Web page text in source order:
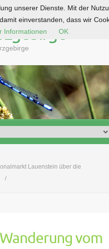
Lauenstein über die
vom
unserer Dienste. Mit der
einverstanden, dass wir
Informationen OK